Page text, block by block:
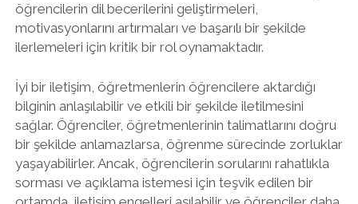
öğrencilerin dil becerilerini geliştirmeleri,
motivasyonlarını artırmaları ve başarılı bir şekilde
ilerlemeleri için kritik bir rol oynamaktadır.
İyi bir iletişim, öğretmenlerin öğrencilere aktardığı
bilginin anlaşılabilir ve etkili bir şekilde iletilmesini
sağlar. Öğrenciler, öğretmenlerinin talimatlarını doğru
bir şekilde anlamazlarsa, öğrenme sürecinde zorluklar
yaşayabilirler. Ancak, öğrencilerin sorularını rahatlıkla
sorması ve açıklama istemesi için teşvik edilen bir